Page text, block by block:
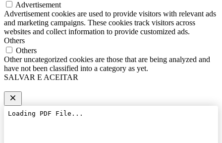
Advertisement
Advertisement cookies are used to provide visitors with relevant ads
and marketing campaigns. These cookies track visitors across
websites and collect information to provide customized ads.
Others
Others
Other uncategorized cookies are those that are being analyzed and
have not been classified into a category as yet.
SALVAR E ACEITAR